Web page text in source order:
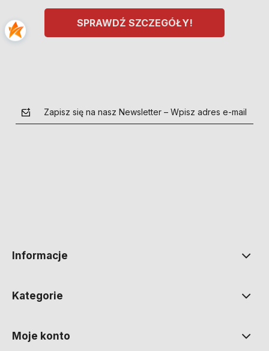
SPRAWDŹ SZCZEGÓŁY!
Zapisz się na nasz Newsletter – Wpisz adres e-mail
Informacje
Kategorie
Moje konto